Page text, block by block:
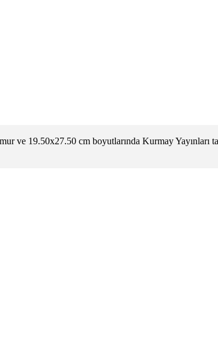
19.50x27.50 cm boyutlarında Kurmay Yayınları